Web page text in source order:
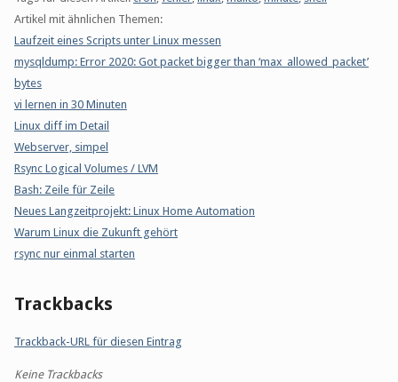
Artikel mit ähnlichen Themen:
Laufzeit eines Scripts unter Linux messen
mysqldump: Error 2020: Got packet bigger than ‘max_allowed_packet’
bytes
vi lernen in 30 Minuten
Linux diff im Detail
Webserver, simpel
Rsync Logical Volumes / LVM
Bash: Zeile für Zeile
Neues Langzeitprojekt: Linux Home Automation
Warum Linux die Zukunft gehört
rsync nur einmal starten
Trackbacks
Trackback-URL für diesen Eintrag
Keine Trackbacks